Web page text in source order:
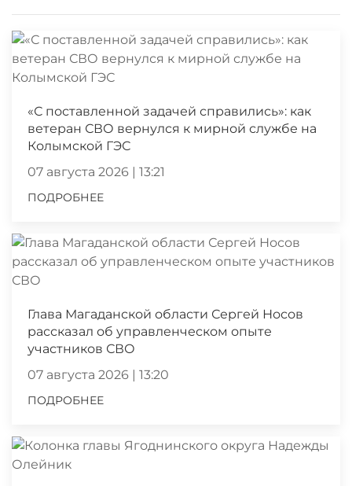
«С поставленной задачей справились»: как
ветеран СВО вернулся к мирной службе на
Колымской ГЭС
07 августа 2026 | 13:21
ПОДРОБНЕЕ
Глава Магаданской области Сергей Носов
рассказал об управленческом опыте
участников СВО
07 августа 2026 | 13:20
ПОДРОБНЕЕ